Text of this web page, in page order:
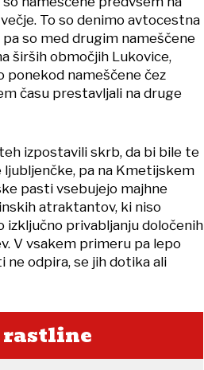
To so denimo avtocestna
so med drugim nameščene
širših območjih Lukovice,
ponekod nameščene čez
času prestavljali na druge
izpostavili skrb, da bi bile te
ljubljenčke, pa na Kmetijskem
pasti vsebujejo majhne
atraktantov, ki niso
izključno privabljanju določenih
V vsakem primeru pa lepo
ne odpira, se jih dotika ali
rastline